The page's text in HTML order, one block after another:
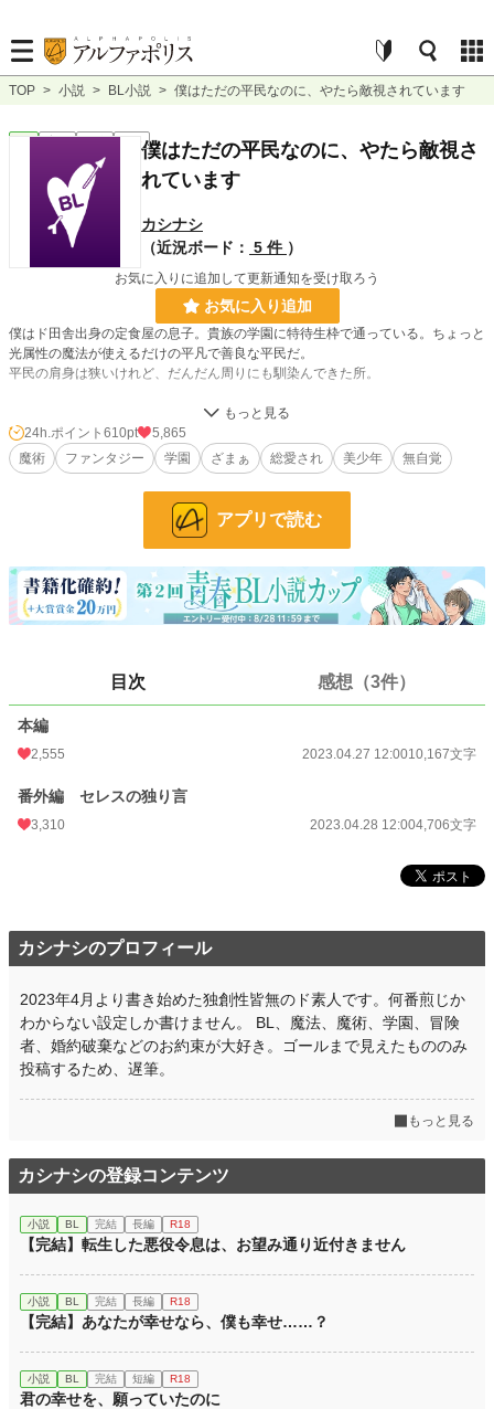
TOP > 小説 > BL小説 > 僕はただの平民なのに、やたら敵視されています
BL 完結 短編
僕はただの平民なのに、やたら敵視さ
れています
カシナシ
（近況ボード： 5 件 ）
お気に入りに追加して更新通知を受け取ろう
お気に入り追加
僕はド田舎出身の定食屋の息子。貴族の学園に特待生枠で通っている。ちょっと
光属性の魔法が使えるだけの平凡で善良な平民だ。
平民の肩身は狭いけれど、だんだん周りにも馴染んできた所。
真面目に勉強をしているだけなのに、何故か公爵令嬢に目をつけられてしまった
ようでーー？
467 位 / 31,454 件
24h.ポイント 610 pt
2023.04.28 12:00
初回完結日時
週間ポイント 1,964 pt (4,926 位)
月間ポイント
24h.ポイント 610pt
5,865
魔術
ファンタジー 学園 ざまぁ 総愛され 美少年 無自覚
アプリで読む
目次 感想（3件）
本編
2,555 2023.04.27 12:0010,167文字
番外編 セレスの独り言
3,310 2023.04.28 12:004,706文字
カシナシのプロフィール
2023年4月より書き始めた独創性皆無のド素人です。何番煎じか
わからない設定しか書けません。 BL、魔法、魔術、学園、冒険
者、婚約破棄などのお約束が大好き。ゴールまで見えたもののみ
投稿するため、遅筆。
もっと見る
カシナシの登録コンテンツ
小説 BL 完結 長編 R18
【完結】転生した悪役令息は、お望み通り近付きません
小説 BL 完結 長編 R18
【完結】あなたが幸せなら、僕も幸せ……？
小説 BL 完結 短編 R18
君の幸せを、願っていたのに